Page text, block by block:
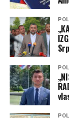
kratkotrajna
“Od sredine
planinskim
grmljavinom
biti lokalnog
Maksimalna
38 na
navode iz